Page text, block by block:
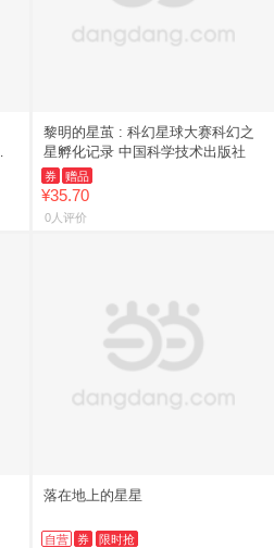
黎明的星茧 : 科幻星球大赛科幻之
星孵化记录 中国科学技术出版社
券 赠品
¥35.70
0人评价
落在地上的星星
自营 券 限时抢